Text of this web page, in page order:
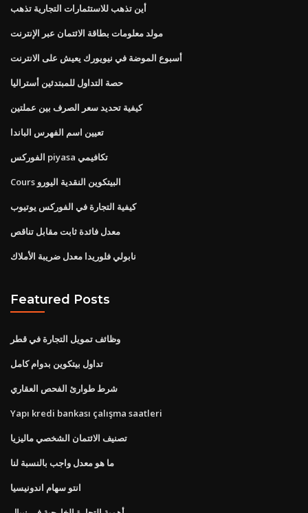
أين تذهب للاستثمارات التجارية تذهب
مولد معلومات بطاقة الائتمان عبر الإنترنت
أسبوع الموضة في نيويورك يعيش على الانترنت
حصة التداول للمبتدئين أستراليا
كيفية تحديد سعر الصرف بين عملتين
تعيين اسم الفهرس الباندا
الفوركس piyasa تكافيمي
Cours البيتكوين النقدية اليورو
كيفية التجارة في الفوركس يوتيوب
معدل فائدة ثابت مقابل تناقص
نابولي فلوريدا معدل ضريبة الأملاك
Featured Posts
وظائف تمويل التجارة في قطر
تداول بيتكوين بدوام كامل
شرط طوارئ الفحص العقاري
Yapı kredi bankası çalışma saatleri
تصنيف الائتمان الشخصي ماليزيا
ما هو معدل واجب بالنسبة لنا
انتو سهام اندونيسيا